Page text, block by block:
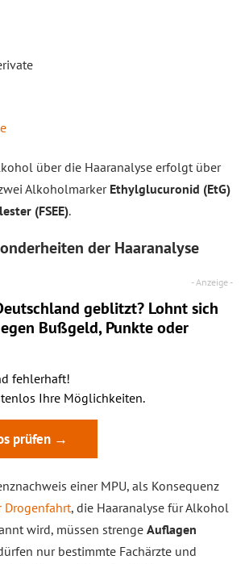
über die Haaranalyse erfolgt über
Alkoholmarker Ethylglucuronid (EtG)
(FSEE).
der Haaranalyse
geblitzt? Lohnt sich
Bußgeld, Punkte oder
fehlerhaft!
Ihre Möglichkeiten.
prüfen →
einer MPU, als Konsequenz
, die Haaranalyse für Alkohol
wird, müssen strenge Auflagen
nur bestimmte Fachärzte und